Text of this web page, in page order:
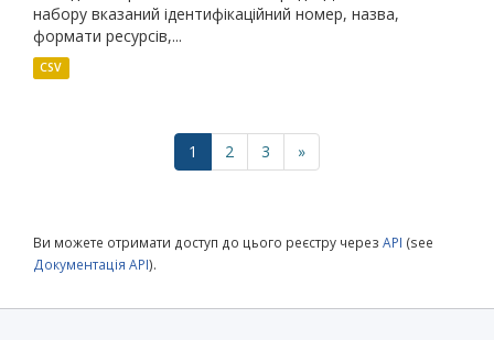
набору вказаний ідентифікаційний номер, назва,
формати ресурсів,...
CSV
1 2 3 »
Ви можете отримати доступ до цього реєстру через API (see
Документація API).